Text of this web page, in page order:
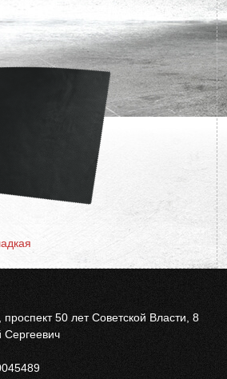
проспект 50 лет Советской Власти, 8